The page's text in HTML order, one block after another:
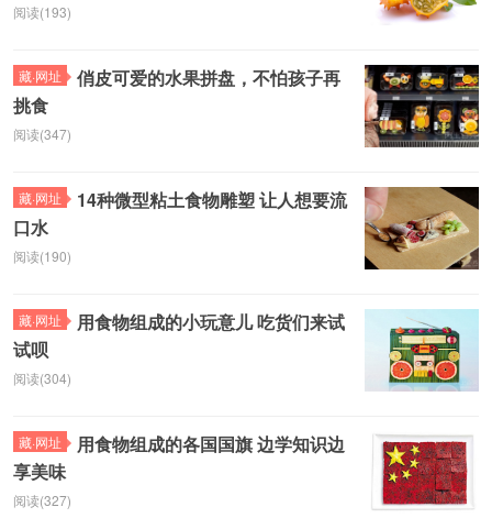
阅读(193)
藏·网址
俏皮可爱的水果拼盘，不怕孩子再
挑食
阅读(347)
藏·网址
14种微型粘土食物雕塑 让人想要流
口水
阅读(190)
藏·网址
用食物组成的小玩意儿 吃货们来试
试呗
阅读(304)
藏·网址
用食物组成的各国国旗 边学知识边
享美味
阅读(327)